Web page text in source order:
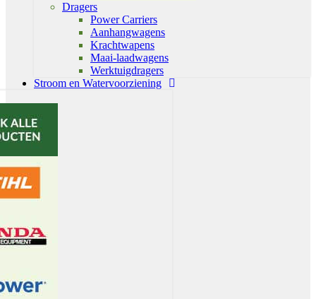
Dragers
Power Carriers
Aanhangwagens
Krachtwapens
Maai-laadwagens
Werktuigdragers
Stroom en Watervoorziening